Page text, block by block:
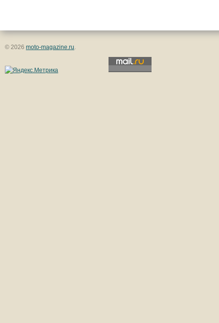
© 2026 moto-magazine.ru.